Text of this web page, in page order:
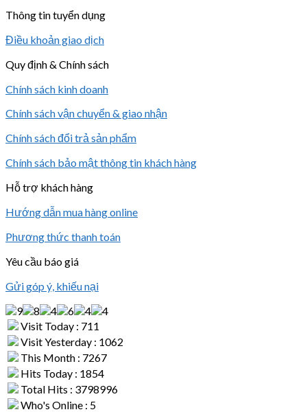
Thông tin tuyển dụng
Điều khoản giao dịch
Quy định & Chính sách
Chính sách kinh doanh
Chính sách vận chuyển & giao nhận
Chính sách đổi trả sản phẩm
Chính sách bảo mật thông tin khách hàng
Hỗ trợ khách hàng
Hướng dẫn mua hàng online
Phương thức thanh toán
Yêu cầu báo giá
Gửi góp ý, khiếu nại
Visit Today : 711
Visit Yesterday : 1062
This Month : 7267
Hits Today : 1854
Total Hits : 3798996
Who's Online : 5